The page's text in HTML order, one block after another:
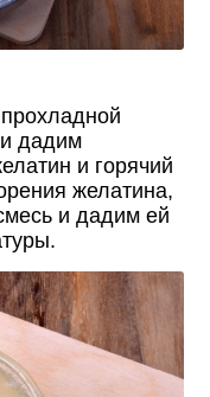
дадим
и горячий
желатина,
и дадим ей